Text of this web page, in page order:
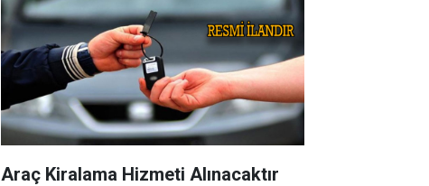
Araç Kiralama Hizmeti Alınacaktır